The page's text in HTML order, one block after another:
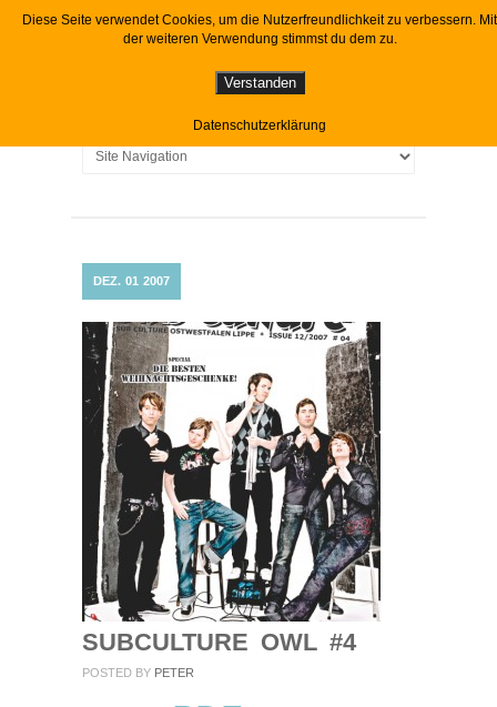
DEZ. 01 2007
SUBCULTURE OWL #4
POSTED BY PETER
Diese Seite verwendet Cookies, um die Nutzerfreundlichkeit zu verbessern. Mit
der weiteren Verwendung stimmst du dem zu.
Verstanden
Datenschutzerklärung